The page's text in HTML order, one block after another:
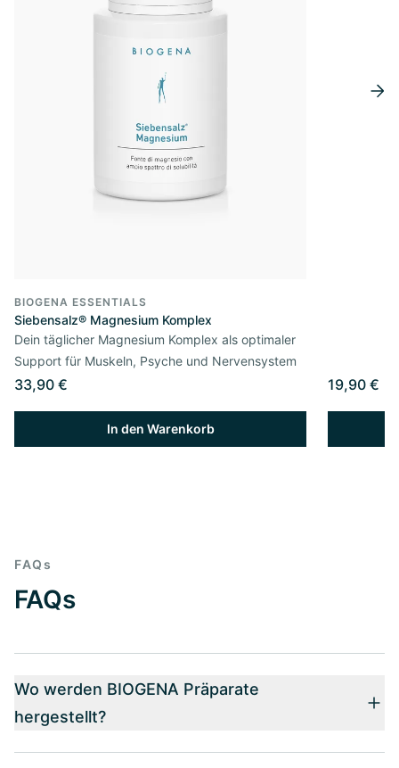
BIOGENA ESSENTIALS
Siebensalz® Magnesium Komplex
Dein täglicher Magnesium Komplex als optimaler
Support für Muskeln, Psyche und Nervensystem
33,90 €
In den Warenkorb
19,90 €
FAQs
FAQs
Wo werden BIOGENA Präparate
hergestellt?